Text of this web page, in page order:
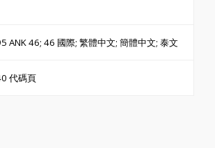
ANK 46; 46 國際; 繁體中文; 簡體中文; 泰文
代碼頁